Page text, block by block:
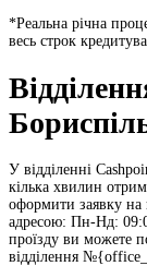
*Реальна річна
весь строк
У відділенні
кілька хвилин
оформити заявку на
адресою: Пн-Нд:
проїзду ви можете
відділення